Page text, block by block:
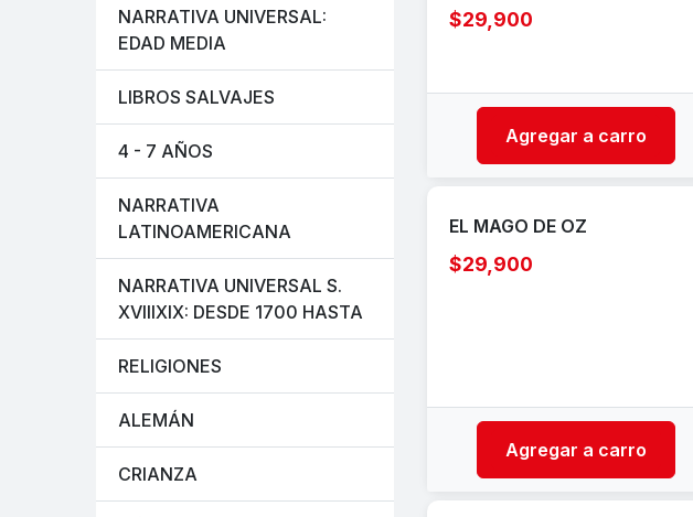
NARRATIVA UNIVERSAL:
EDAD MEDIA
LIBROS SALVAJES
4 - 7 AÑOS
NARRATIVA
LATINOAMERICANA
NARRATIVA UNIVERSAL S.
XVIIIXIX: DESDE 1700 HASTA
RELIGIONES
ALEMÁN
CRIANZA
$29,900
Agregar a carro
EL MAGO DE OZ
$29,900
Agregar a carro